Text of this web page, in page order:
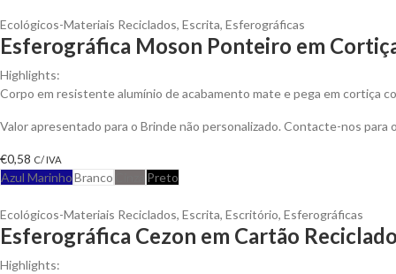
Ecológicos-Materiais Reciclados, Escrita, Esferográficas
Esferográfica Moson Ponteiro em
Highlights:
Corpo em resistente alumínio de acabamento mate e pega em cortiça
Valor apresentado para o Brinde não personalizado. Contacte-nos
€0,58 C/ IVA
Azul MarinhoBranco Preto
Ecológicos-Materiais Reciclados, Escrita, Escritório, Esferográficas
Esferográfica Cezon em Cartão
Highlights: